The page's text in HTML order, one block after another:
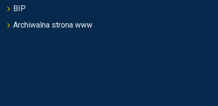
BIP
Archiwalna strona www